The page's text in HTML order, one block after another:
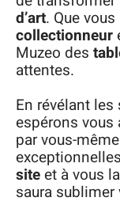
d’art. Que
collectionneur
Muzeo des
attentes.
En révélant
espérons vous
par vous-
siteet à vous
saura sublimer